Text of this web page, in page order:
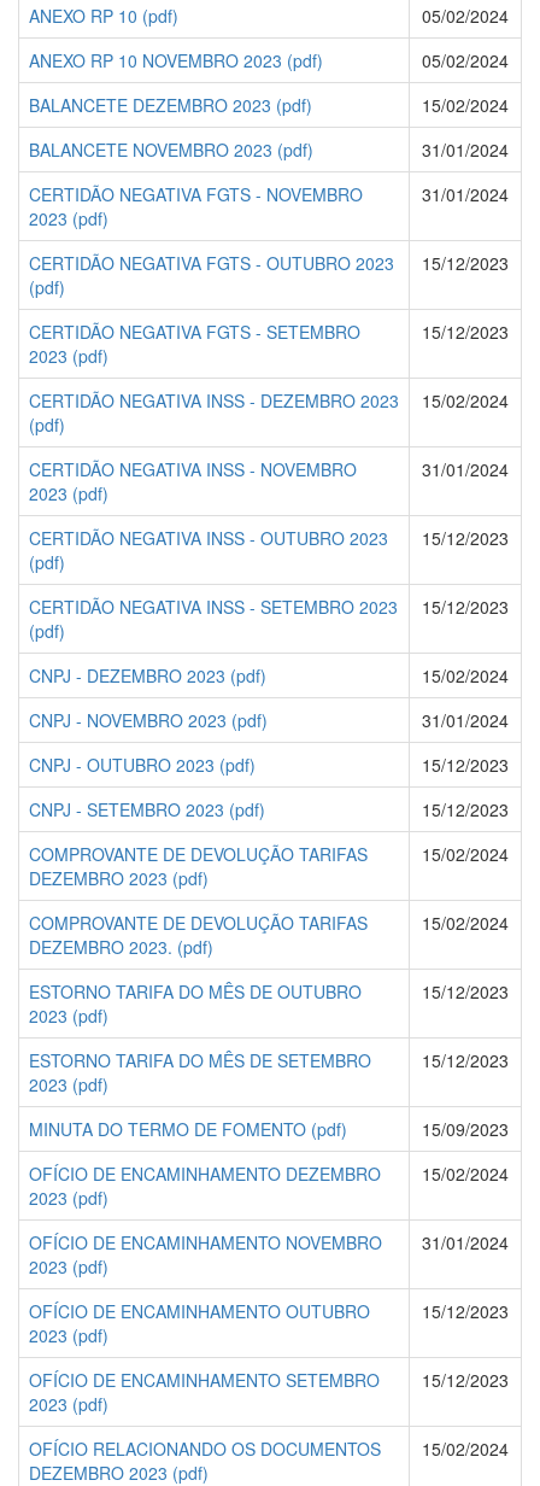
ANEXO RP 10 (pdf)
05/02/2024
ANEXO RP 10 NOVEMBRO 2023 (pdf)
05/02/2024
BALANCETE DEZEMBRO 2023 (pdf)
15/02/2024
BALANCETE NOVEMBRO 2023 (pdf)
31/01/2024
CERTIDÃO NEGATIVA FGTS - NOVEMBRO
2023 (pdf)
31/01/2024
CERTIDÃO NEGATIVA FGTS - OUTUBRO 2023
(pdf)
15/12/2023
CERTIDÃO NEGATIVA FGTS - SETEMBRO
2023 (pdf)
15/12/2023
CERTIDÃO NEGATIVA INSS - DEZEMBRO 2023
(pdf)
15/02/2024
CERTIDÃO NEGATIVA INSS - NOVEMBRO
2023 (pdf)
31/01/2024
CERTIDÃO NEGATIVA INSS - OUTUBRO 2023
(pdf)
15/12/2023
CERTIDÃO NEGATIVA INSS - SETEMBRO 2023
(pdf)
15/12/2023
CNPJ - DEZEMBRO 2023 (pdf)
15/02/2024
CNPJ - NOVEMBRO 2023 (pdf)
31/01/2024
CNPJ - OUTUBRO 2023 (pdf)
15/12/2023
CNPJ - SETEMBRO 2023 (pdf)
15/12/2023
COMPROVANTE DE DEVOLUÇÃO TARIFAS
DEZEMBRO 2023 (pdf)
15/02/2024
COMPROVANTE DE DEVOLUÇÃO TARIFAS
DEZEMBRO 2023. (pdf)
15/02/2024
ESTORNO TARIFA DO MÊS DE OUTUBRO
2023 (pdf)
15/12/2023
ESTORNO TARIFA DO MÊS DE SETEMBRO
2023 (pdf)
15/12/2023
MINUTA DO TERMO DE FOMENTO (pdf)
15/09/2023
OFÍCIO DE ENCAMINHAMENTO DEZEMBRO
2023 (pdf)
15/02/2024
OFÍCIO DE ENCAMINHAMENTO NOVEMBRO
2023 (pdf)
31/01/2024
OFÍCIO DE ENCAMINHAMENTO OUTUBRO
2023 (pdf)
15/12/2023
OFÍCIO DE ENCAMINHAMENTO SETEMBRO
2023 (pdf)
15/12/2023
OFÍCIO RELACIONANDO OS DOCUMENTOS
DEZEMBRO 2023 (pdf)
15/02/2024